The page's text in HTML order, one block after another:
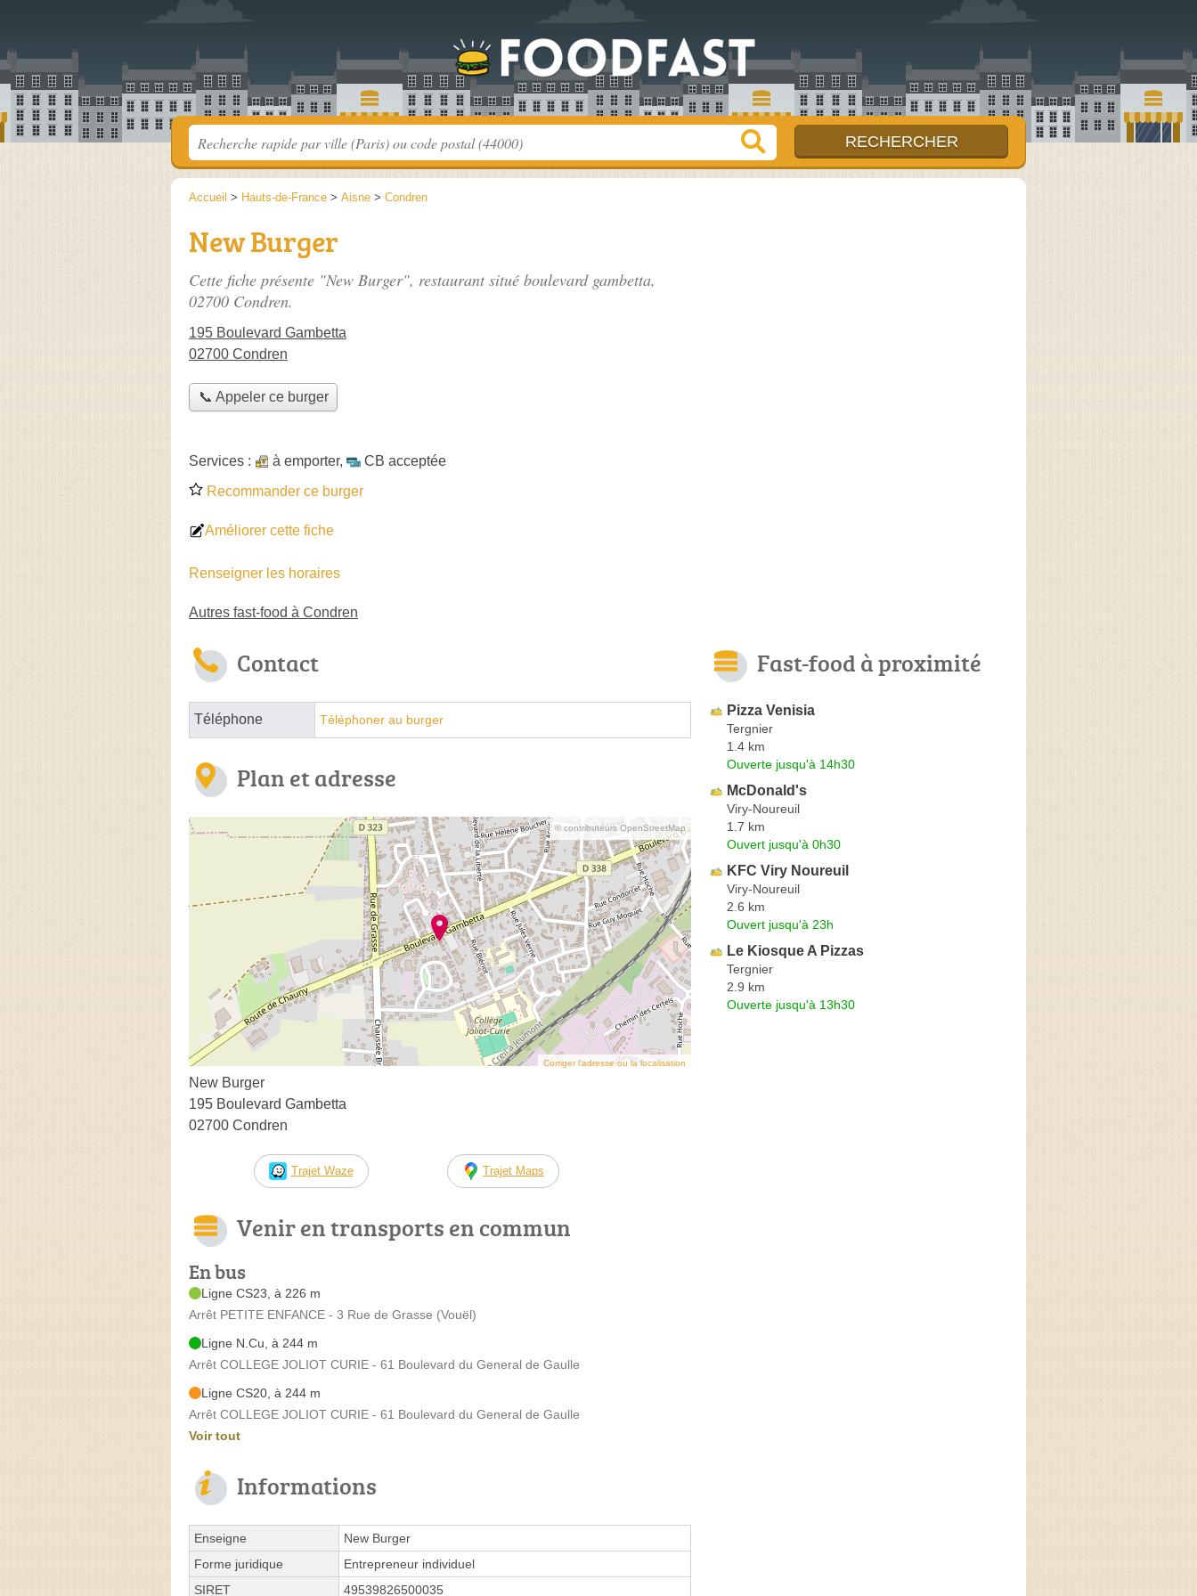
Accueil > Hauts-de-France > Aisne > Condren
New Burger
Cette fiche présente "New Burger", restaurant situé boulevard gambetta,
02700 Condren.
195 Boulevard Gambetta
02700 Condren
📞 Appeler ce burger
Services : à emporter,
CB acceptée
Recommander ce burger
Améliorer cette fiche
Renseigner les horaires
Autres fast-food à Condren
Contact
Téléphone Téléphoner au burger
Plan et adresse
© contributeurs OpenStreetMap
Corriger l’adresse ou la localisation
New Burger
195 Boulevard Gambetta
02700 Condren
Trajet Waze Trajet Maps
Venir en transports en commun
En bus
Ligne CS23, à 226 m
Arrêt PETITE ENFANCE - 3 Rue de Grasse (Vouël)
Ligne N.Cu, à 244 m
Arrêt COLLEGE JOLIOT CURIE - 61 Boulevard du General de Gaulle
Ligne CS20, à 244 m
Arrêt COLLEGE JOLIOT CURIE - 61 Boulevard du General de Gaulle
Voir tout
Informations
Enseigne
New Burger
Forme juridique
Entrepreneur individuel
SIRET
49539826500035
Fast-food à proximité
Pizza Venisia
Tergnier
1.4 km
Ouverte jusqu'à 14h30
McDonald's
Viry-Noureuil
1.7 km
Ouvert jusqu'à 0h30
KFC Viry Noureuil
Viry-Noureuil
2.6 km
Ouvert jusqu'à 23h
Le Kiosque A Pizzas
Tergnier
2.9 km
Ouverte jusqu'à 13h30